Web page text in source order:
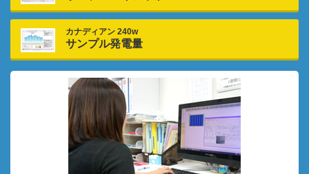
カナディアン 240w
サンプル発電量